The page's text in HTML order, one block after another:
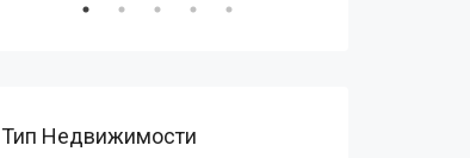
Тип Недвижимости